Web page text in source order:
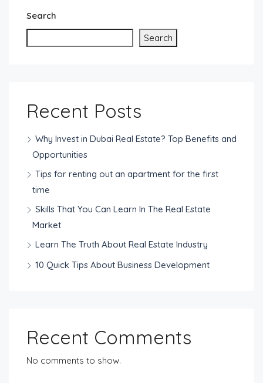
Search
Search
Recent Posts
Why Invest in Dubai Real Estate? Top Benefits and
Opportunities
Tips for renting out an apartment for the first
time
Skills That You Can Learn In The Real Estate
Market
Learn The Truth About Real Estate Industry
10 Quick Tips About Business Development
Recent Comments
No comments to show.